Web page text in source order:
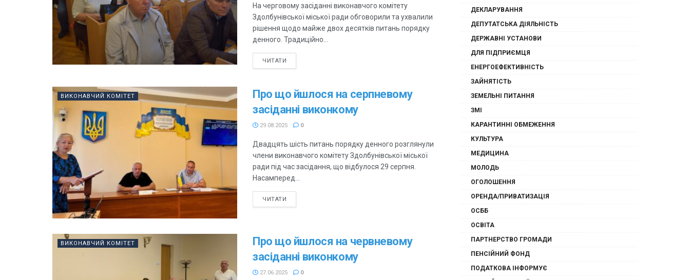
На черговому засіданні виконавчого комітету
Здолбунівської міської ради обговорили та ухвалили
рішення щодо майже двох десятків питань порядку
денного. Традиційно...
ЧИТАТИ
ВИКОНАВЧИЙ КОМІТЕТ
Про що йшлося на серпневому
засіданні виконкому
29.08.2025 0
Двадцять шість питань порядку денного розглянули
члени виконавчого комітету Здолбунівської міської
ради під час засідання, що відбулося 29 серпня.
Насамперед...
ЧИТАТИ
ВИКОНАВЧИЙ КОМІТЕТ
Про що йшлося на червневому
засіданні виконкому
27.06.2025 0
ДЕКЛАРУВАННЯ
ДЕПУТАТСЬКА ДІЯЛЬНІСТЬ
ДЕРЖАВНІ УСТАНОВИ
ДЛЯ ПІДПРИЄМЦЯ
ЕНЕРГОЕФЕКТИВНІСТЬ
ЗАЙНЯТІСТЬ
ЗЕМЕЛЬНІ ПИТАННЯ
ЗМІ
КАРАНТИННІ ОБМЕЖЕННЯ
КУЛЬТУРА
МЕДИЦИНА
МОЛОДЬ
ОГОЛОШЕННЯ
ОРЕНДА/ПРИВАТИЗАЦІЯ
ОСББ
ОСВІТА
ПАРТНЕРСТВО ГРОМАДИ
ПЕНСІЙНИЙ ФОНД
ПОДАТКОВА ІНФОРМУЄ